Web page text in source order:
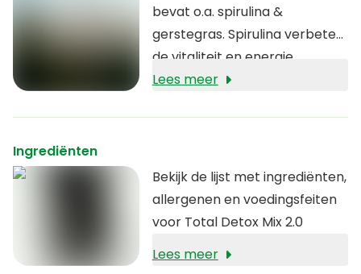
bevat o.a. spirulina &
gerstegras. Spirulina verbetert
de vitaliteit en energie.
Calcium draagt bij tot de
normaal energieleverend
metabolisme.
Lees meer
Ingrediënten
Bekijk de lijst met ingrediënten,
allergenen en voedingsfeiten
voor Total Detox Mix 2.0
Lees meer